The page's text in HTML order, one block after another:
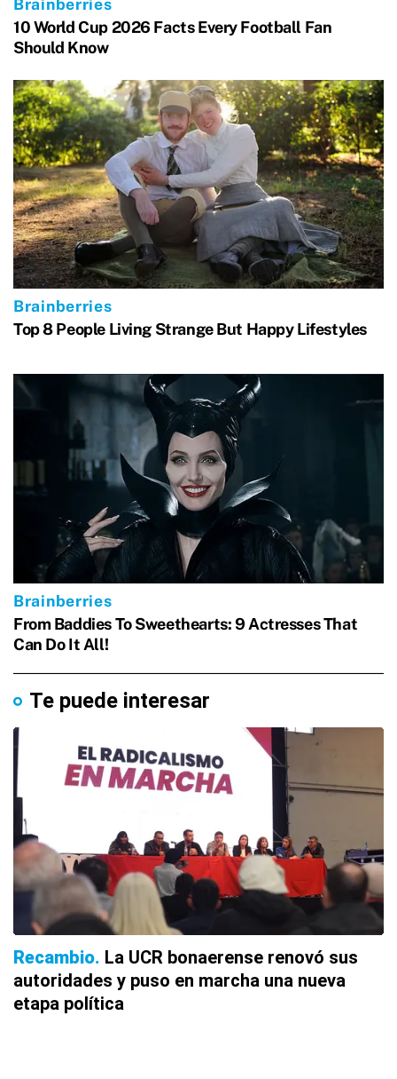
Te puede interesar
Recambio La UCR bonaerense renovó sus
autoridades y puso en marcha una nueva
etapa política